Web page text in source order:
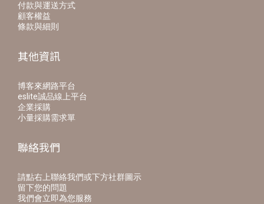
付款與運送方式
顧客權益
條款與細則
其他資訊
博客來網路平台
eslite誠品線上平台
企業採購
小量採購需求單
聯絡我們
請點右上聯絡我們或下方社群圖示
留下您的問題
我們會立即為您服務